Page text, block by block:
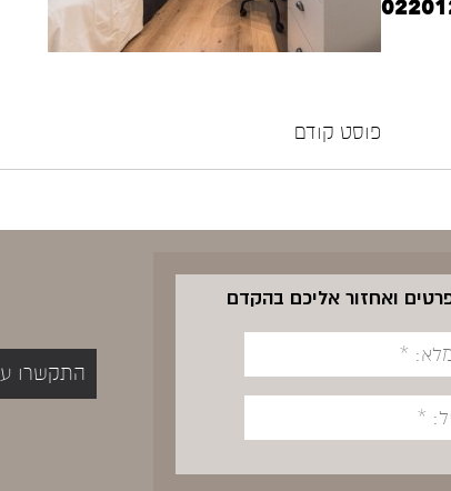
פוסט קודם
ואחזור אליכם בהקדם
התקשרו עכשיו